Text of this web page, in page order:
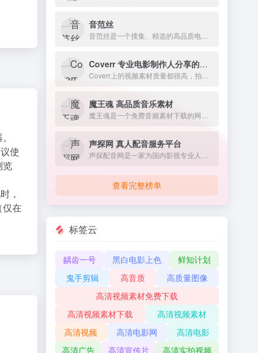
使
览
，
在
音范丝
Coverr 专业电影制作人分享的免费商用视频素材
魔王魂 高品质音乐素材
声探网 真人配音服务平台
查看完整榜单
标签云
龋齿一号 黑白电影上色
鲜知计划
鬼手剪辑
高音质
高质量图像
高清视频素材免费下载
高清视频素材下载
高清视频素材
高清视频
高清电影网
高清电影
高清广告
高清宣传片
高清实拍视频